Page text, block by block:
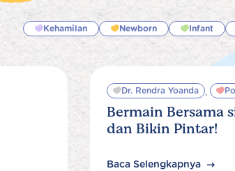
Kehamilan Newborn Infant
Dr. Rendra Yoanda ,
Bermain Bersama
dan Bikin Pintar!
Baca Selengkapnya